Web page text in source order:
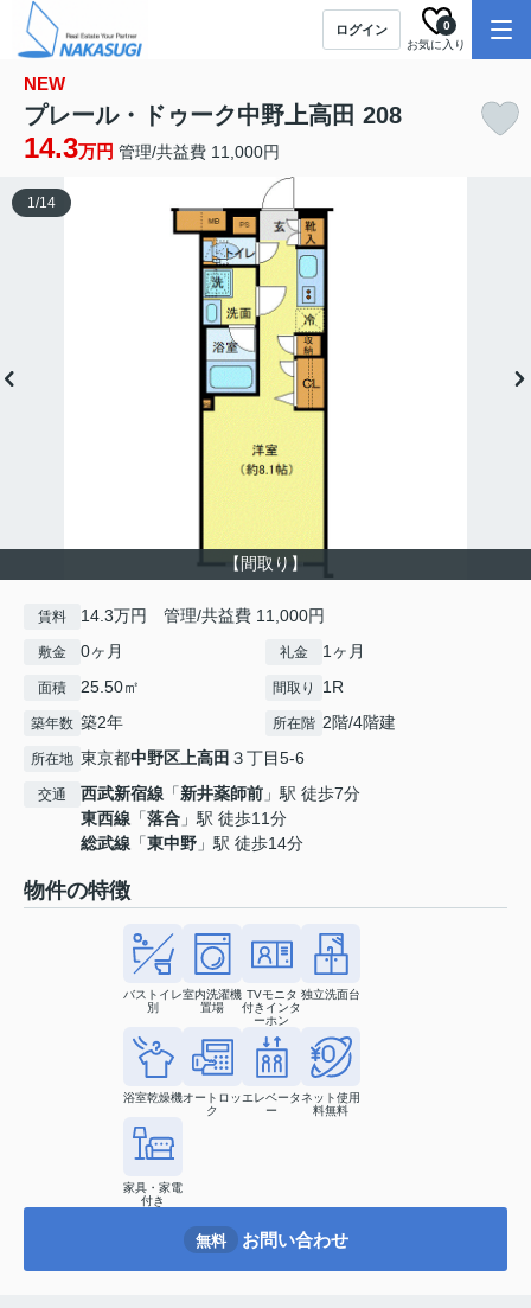
ログイン
お気に入り
0
NEW
プレール・ドゥーク中野上高田 208
14.3万円 管理/共益費 11,000円
【間取り】
1/14
賃料 14.3万円 管理/共益費 11,000円
敷金 0ヶ月 礼金 1ヶ月
面積 25.50㎡ 間取り 1R
築年数 築2年 所在階 2階/4階建
所在地 東京都中野区上高田 ３丁目5-6
交通 西武新宿線 「新井薬師前 」駅 徒歩7分
東西線 「落合 」駅 徒歩11分
総武線 「東中野 」駅 徒歩14分
物件の特徴
バストイレ
別
室内洗濯機
置場
TVモニタ
付きインタ
ーホン
独立洗面台
浴室乾燥機オートロッ
ク
エレベータ
ー
ネット使用
料無料
家具・家電
付き
無料 お問い合わせ